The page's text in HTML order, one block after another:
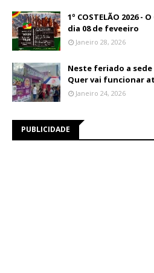
1º COSTELÃO 2026 -
dia 08 de feveeiro
Janeiro 28, 2026
Neste feriado a sede
Quer vai funcionar
Janeiro 24, 2026
PUBLICIDADE